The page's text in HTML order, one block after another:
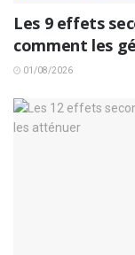
Les 9 effets
comment les
01/08/2026